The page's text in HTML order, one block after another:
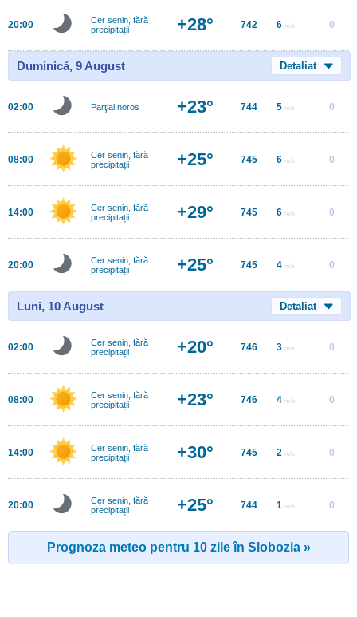
20:00
Cer senin, fără
precipitații
+28° 742 6 m/s 0
Duminică, 9 August Detaliat
02:00 Parţial noros +23° 744 5 m/s 0
08:00
Cer senin, fără
precipitații
+25° 745 6 m/s 0
14:00
Cer senin, fără
precipitații
+29° 745 6 m/s 0
20:00
Cer senin, fără
precipitații
+25° 745 4 m/s 0
Luni, 10 August Detaliat
02:00
Cer senin, fără
precipitații
+20° 746 3 m/s 0
08:00
Cer senin, fără
precipitații
+23° 746 4 m/s 0
14:00
Cer senin, fără
precipitații
+30° 745 2 m/s 0
20:00
Cer senin, fără
precipitații
+25° 744 1 m/s 0
Prognoza meteo pentru 10 zile în Slobozia »